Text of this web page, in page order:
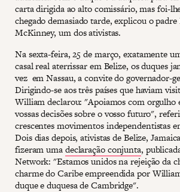
carta dirigida ao alto comissário, mas foi-
chegado demasiado tarde, explicou o
McKinney, um dos ativistas.
Na sexta-feira, 25 de março, exatamente
casal real aterrissar em Belize, os duques
vez em Nassau, a convite do governador-
Dirigindo-se aos três países que haviam
William declarou: "Apoiamos com orgulho
vossas decisões sobre o vosso futuro",
crescentes movimentos independentistas
Dois dias depois, ativistas de Belize,
fizeram umadeclaração conjunta,
Network: "Estamos unidos na rejeição da
charme do Caribe empreendida por
duque e duquesa de Cambridge".